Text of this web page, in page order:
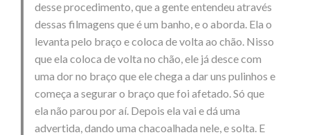
desse procedimento, que a gente entendeu através
dessas filmagens que é um banho, e o aborda. Ela o
levanta pelo braço e coloca de volta ao chão. Nisso
que ela coloca de volta no chão, ele já desce com
uma dor no braço que ele chega a dar uns pulinhos e
começa a segurar o braço que foi afetado. Só que
ela não parou por aí. Depois ela vai e dá uma
advertida, dando uma chacoalhada nele, e solta. E